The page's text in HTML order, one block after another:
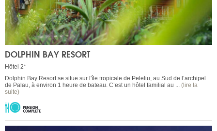
DOLPHIN BAY RESORT
Hôtel 2*
Dolphin Bay Resort se situe sur l'île tropicale de Peleliu, au Sud de l’archipel
de Palau, à environ 1 heure de bateau. C’est un hôtel familial au ... (lire la
suite)